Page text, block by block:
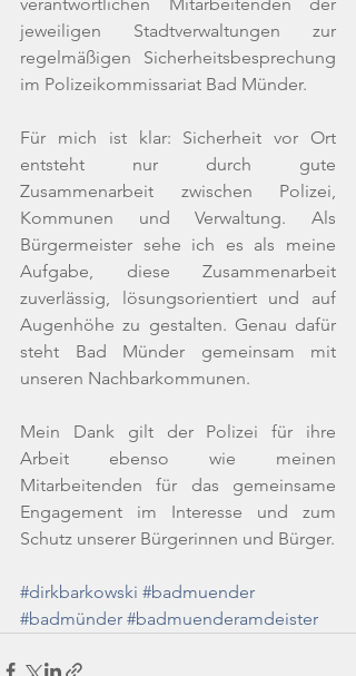
jeweiligen Stadtverwaltungen zur
regelmäßigen Sicherheitsbesprechung
im Polizeikommissariat Bad Münder.
Für mich ist klar: Sicherheit vor Ort
entsteht nur durch gute
Zusammenarbeit zwischen Polizei,
Kommunen und Verwaltung. Als
Bürgermeister sehe ich es als meine
Aufgabe, diese Zusammenarbeit
zuverlässig, lösungsorientiert und auf
Augenhöhe zu gestalten. Genau dafür
steht Bad Münder gemeinsam mit
unseren Nachbarkommunen.
Mein Dank gilt der Polizei für ihre
Arbeit ebenso wie meinen
Mitarbeitenden für das gemeinsame
Engagement im Interesse und zum
Schutz unserer Bürgerinnen und Bürger.
#dirkbarkowski #badmuender
#badmünder #badmuenderamdeister